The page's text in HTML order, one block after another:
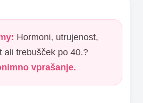
Hormoni, utrujenost,
ali trebušček po 40.?
vprašanje.